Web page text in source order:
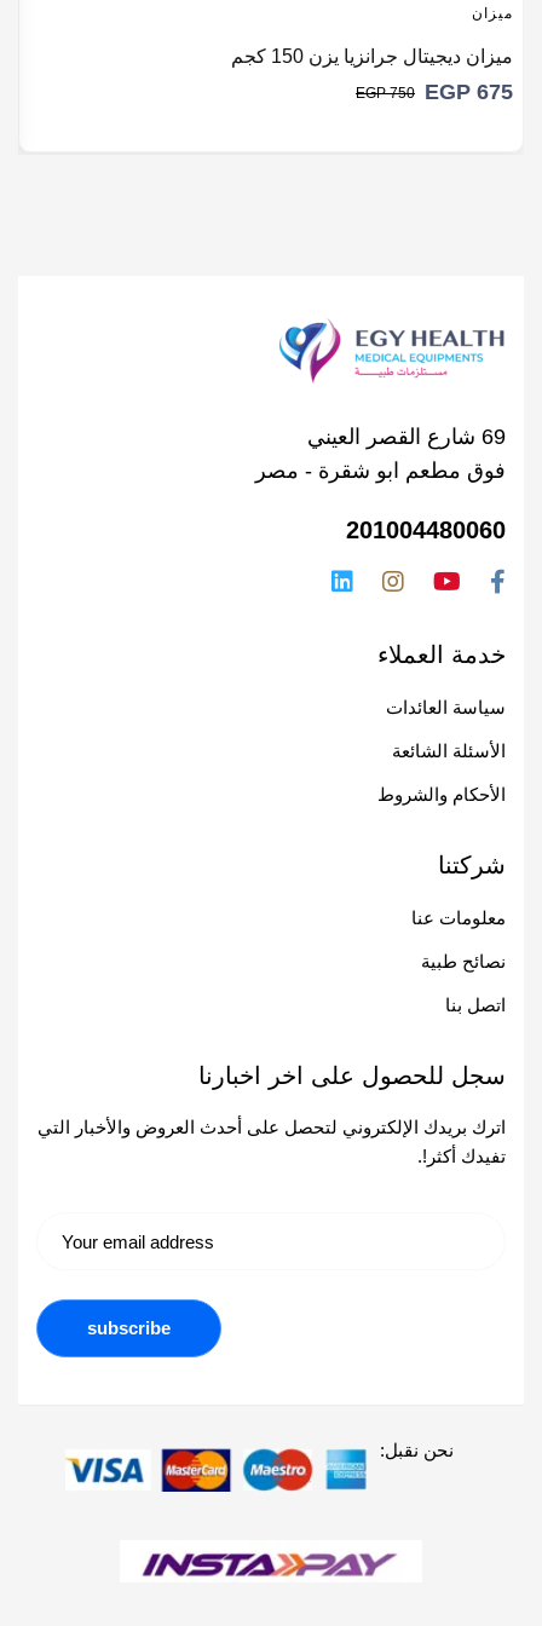
ميزان
ميزان ديجيتال جرانزيا يزن 150 كجم
EGP 675
EGP750
69 شارع القصر العيني
فوق مطعم ابو شقرة - مصر
201004480060
خدمة العملاء
سياسة العائدات
الأسئلة الشائعة
الأحكام والشروط
شركتنا
معلومات عنا
نصائح طبية
اتصل بنا
سجل للحصول على اخر اخبارنا
اترك بريدك الإلكتروني لتحصل على أحدث العروض والأخبار التي
تفيدك أكثر!.
نحن نقبل: